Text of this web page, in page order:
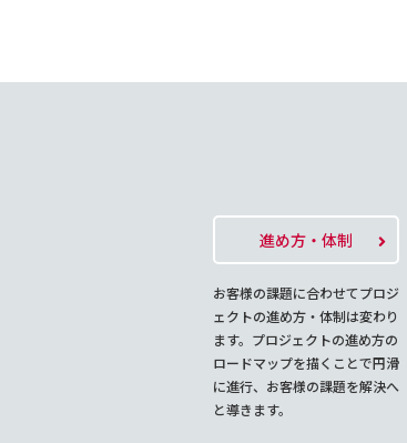
進め方・体制
お客様の課題に合わせてプロジ
ェクトの進め方・体制は変わり
ます。プロジェクトの進め方の
ロードマップを描くことで円滑
に進行、お客様の課題を解決へ
と導きます。